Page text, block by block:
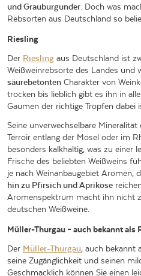
und Grauburgunder . Doch was
Rebsorten aus Deutschland so
Riesling
Der Riesling aus Deutschland ist
Weißweinrebsorte des Landes und
säurebetonten Charakter von
trocken bis lieblich gibt es ihn in
Gaumen der richtige Tropfen dabei
Seine unverwechselbare
Terroir entlang der Mosel oder im
besonders kalkhaltig, was zu einer
Frische des beliebten Weißweins
je nach Weinanbaugebiet Aromen,
hin zu Pfirsich und Aprikose
Aromenspektrum macht ihn nicht
deutschen Weißweine.
Müller-Thurgau – auch bekannt als
Der Müller-Thurgau, auch bekannt
seine Zugänglichkeit und seinen
Geschmacklich können Sie einen